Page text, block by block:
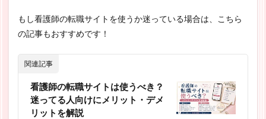
もし看護師の転職サイトを使うか迷っている場合は、こちら
の記事もおすすめです！
関連記事
看護師の転職サイトは使うべき？
迷ってる人向けにメリット・デメ
リットを解説